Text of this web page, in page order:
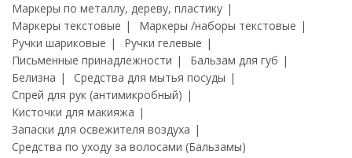
Маркеры по металлу, дереву, пластику
Маркеры текстовые
Маркеры /наборы текстовые
Ручки шариковые
Ручки гелевые
Письменные принадлежности
Бальзам для губ
Белизна
Средства для мытья посуды
Спрей для рук (антимикробный)
Кисточки для макияжа
Запаски для освежителя воздуха
Средства по уходу за волосами (Бальзамы)